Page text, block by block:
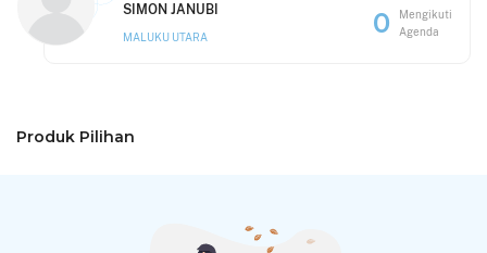
SIMON JANUBI
MALUKU UTARA 0
Mengikuti
Agenda
Produk Pilihan